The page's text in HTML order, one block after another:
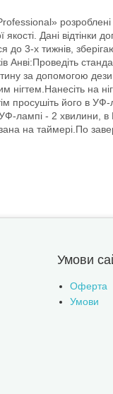
якості. Дані
до 3-х тижнів,
Анві:Проведіть
за допомогою
нігтем.Нанесіть на
просушіть його в
УФ-лампі - 2
на таймері.По
Умови
Оферта
Умови